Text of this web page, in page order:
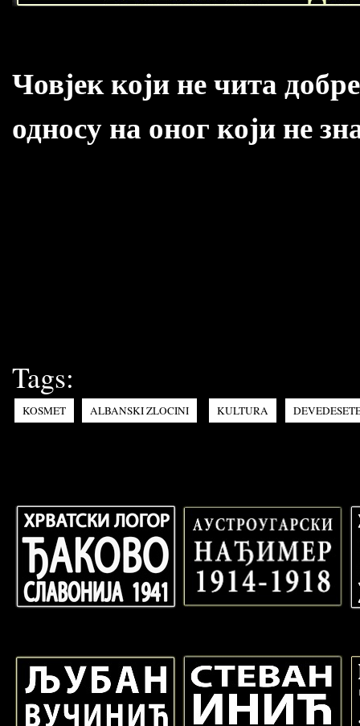
Човјек који не чита
односу на оног који не
Tags:
KOSMET ALBANSKI ZLOCINI KULTURA